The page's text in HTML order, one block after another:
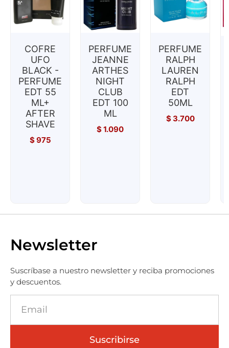
COFRE
UFO
BLACK -
PERFUME
EDT 55
ML+
AFTER
SHAVE
$975
PERFUME
JEANNE
ARTHES
NIGHT
CLUB
EDT 100
ML
$1.090
PERFUME
RALPH
LAUREN
RALPH
EDT
50ML
$3.700
Newsletter
Suscríbase a nuestro newsletter y reciba promociones
y descuentos.
Suscribirse